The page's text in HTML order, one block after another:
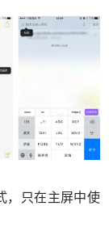
，只在主屏中使